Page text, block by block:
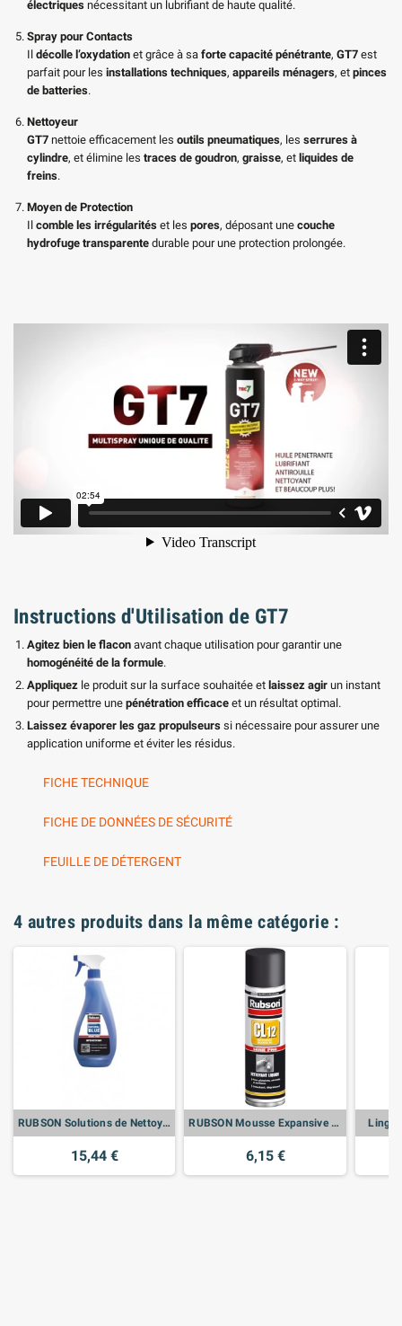
électriques nécessitant un lubrifiant de haute qualité.
Spray pour Contacts
Il décolle l’oxydation et grâce à sa forte capacité pénétrante, GT7 est
parfait pour les installations techniques, appareils ménagers, et pinces
de batteries.
Nettoyeur
GT7 nettoie efficacement les outils pneumatiques, les serrures à
cylindre, et élimine les traces de goudron, graisse, et liquides de
freins.
Moyen de Protection
Il comble les irrégularités et les pores, déposant une couche
hydrofuge transparente durable pour une protection prolongée.
Instructions d'Utilisation de GT7
Agitez bien le flacon avant chaque utilisation pour garantir une
homogénéité de la formule.
Appliquez le produit sur la surface souhaitée et laissez agir un instant
pour permettre une pénétration efficace et un résultat optimal.
Laissez évaporer les gaz propulseurs si nécessaire pour assurer une
application uniforme et éviter les résidus.
FICHE TECHNIQUE
FICHE DE DONNÉES DE SÉCURITÉ
FEUILLE DE DÉTERGENT
4 autres produits dans la même catégorie :
RUBSON Solutions de Nettoyage Natural Blue Bidon 750ml
15,44 €
RUBSON Mousse Expansive CL 12 Nettoyant Mousse Aérosol 500ml
6,15 €